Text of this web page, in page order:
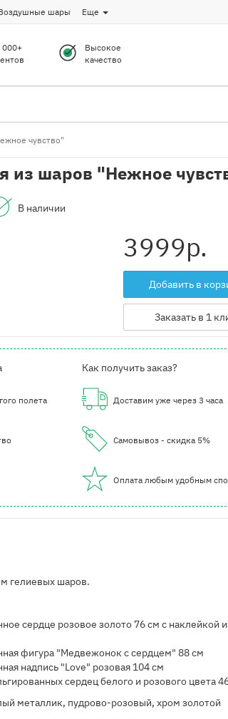
шары Еще
000+
Высокое
качество
чувство"
из шаров "Нежное
В наличии
3999р.
Добавить в
Заказать в 1
полета
Как получить заказ?
Доставим уже через 3 часа
Самовывоз - скидка 5%
Оплата любым удобным
гелиевых шаров.
сердце розовое золото 76 см с наклейкой
фигура "Медвежонок с сердцем" 88 см
надпись "Love" розовая 104 см
сердец белого и розового цвета
металлик, пудрово-розовый, хром золотой